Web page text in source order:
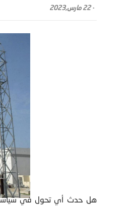
-22 مارس,2023
هل حدث أي تحول في